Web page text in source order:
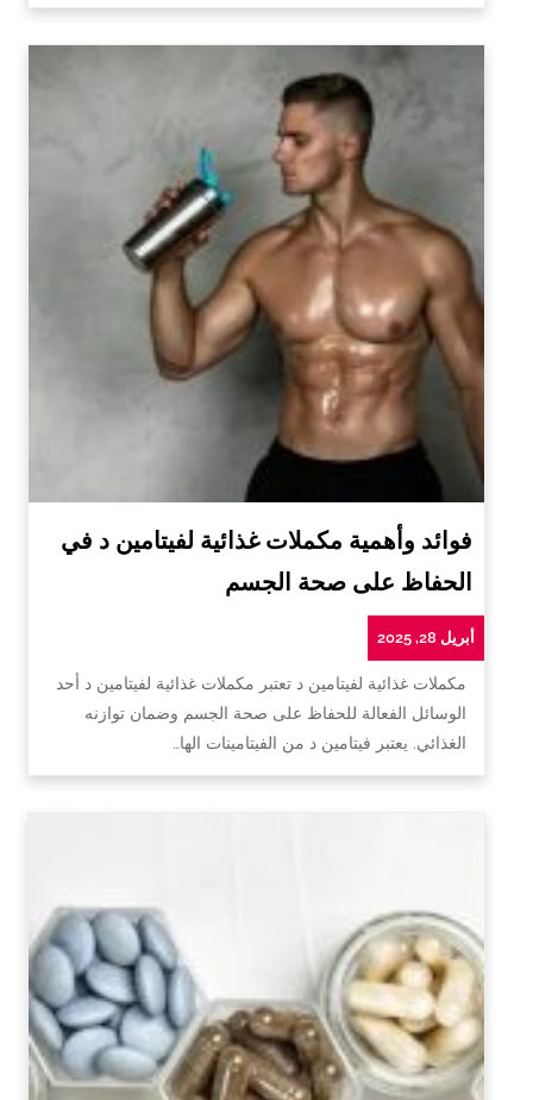
فوائد وأهمية مكملات غذائية لفيتامين د في
الحفاظ على صحة الجسم
أبريل 28, 2025
مكملات غذائية لفيتامين د تعتبر مكملات غذائية لفيتامين د أحد
الوسائل الفعالة للحفاظ على صحة الجسم وضمان توازنه
الغذائي. يعتبر فيتامين د من الفيتامينات الها…